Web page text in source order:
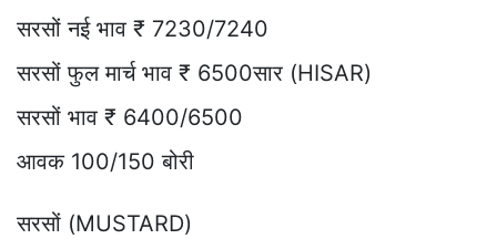
सरसों नई भाव ₹ 7230/7240
सरसों फुल मार्च भाव ₹ 6500सार (HISAR)
सरसों भाव ₹ 6400/6500
आवक 100/150 बोरी
सरसों (MUSTARD)